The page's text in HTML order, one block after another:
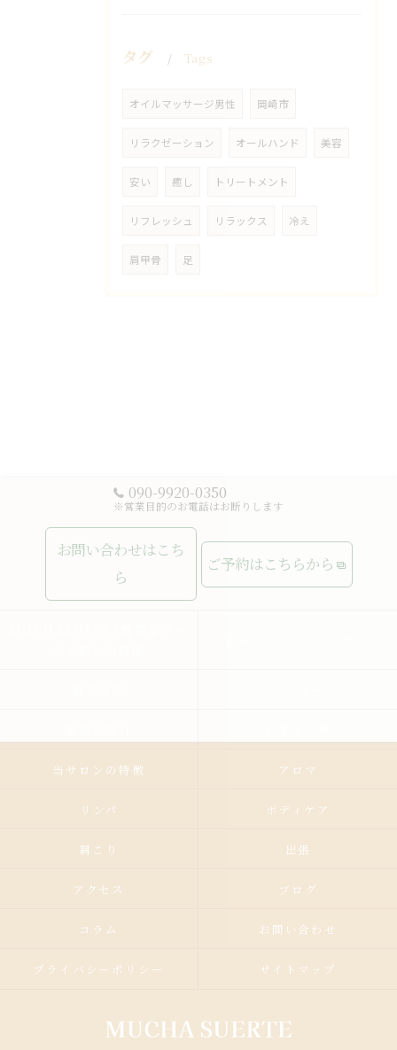
タグ Tags
オイルマッサージ男性 岡崎市
リラクゼーション オールハンド 美容
安い 癒し トリートメント
リフレッシュ リラックス 冷え
肩甲骨 足
090-9920-0350
※営業目的のお電話はお断りします
お問い合わせはこち
ら
ご予約はこちらから
当サロンの特徴 アロマ
リンパ ボディケア
肩こり 出張
アクセス ブログ
コラム お問い合わせ
プライバシーポリシー サイトマップ